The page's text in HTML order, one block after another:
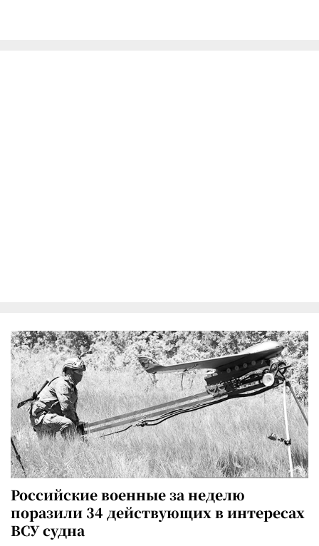
Российские военные за неделю
поразили 34 действующих в интересах
ВСУ судна